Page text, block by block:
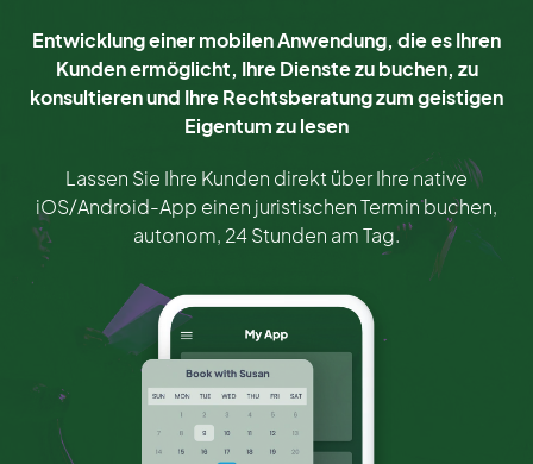
Entwicklung einer mobilen Anwendung, die es Ihren
Kunden ermöglicht, Ihre Dienste zu buchen, zu
konsultieren und Ihre Rechtsberatung zum geistigen
Eigentum zu lesen
Lassen Sie Ihre Kunden direkt über Ihre native
iOS/Android-App einen juristischen Termin buchen,
autonom, 24 Stunden am Tag.